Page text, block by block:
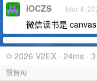
iOCZS Mar 4,
微信读书是
© 2026 V2EX · 24ms ·
慧智AI